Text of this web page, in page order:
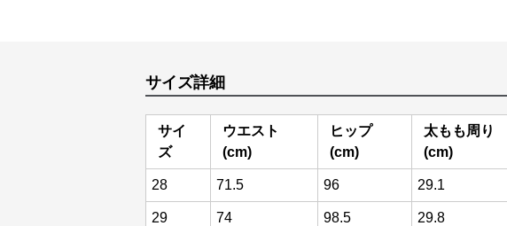
サイズ詳細
サイ
ズ
ウエスト
(cm)
ヒップ
(cm)
太もも周り
(cm)
28 71.5 96 29.1
29 74 98.5 29.8